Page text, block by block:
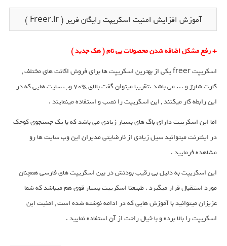
آموزش افزایش امنیت اسکریپت رایگان فریر ( Freer.ir )
+ رفع مشکل اضافه شدن محصولات بی نام ( هک جدید )
اسکریپت freer یکی از بهترین اسکریپت ها برای فروش اکانت های مختلف ,
کارت شارژ و … می باشد .تقریبا میتوان گفت بالای %70 وب سایت هایی که در
این رابطه کار میکنند , این اسکریپت را نصب و استفاده مینمایند .
اما این اسکریپت دارای باگ های بسیار زیادی می باشد که با یک جستجوی کوچک
در اینترنت میتوانید سیل زیادی از نارضایتی مدیران این وب سایت ها رو
مشاهده فرمایید .
این اسکریپت به دلیل بی رقیب بودنش در بین اسکریپت های فارسی همچنان
مورد استقبال قرار میگیرد . طبیعتا اسکریپت بسیار قوی هم میباشد که شما
عزیزان میتوانید با آموزش هایی که در ادامه نوشته شده است , امنیت این
اسکریپت را بالا برده و با خیال راحت از آن استفاده نمایید .